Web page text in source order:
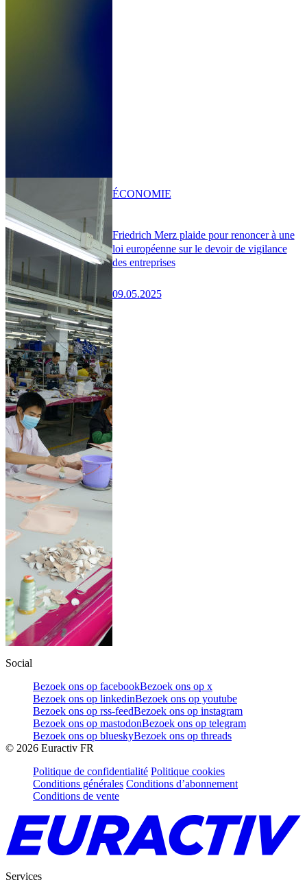
Friedrich Merz plaide pour renoncer à une
loi européenne sur le devoir de vigilance
des entreprises
09.05.2025
ÉCONOMIE
Social
Bezoek ons op facebookBezoek ons op x
Bezoek ons op linkedinBezoek ons op youtube
Bezoek ons op rss-feedBezoek ons op instagram
Bezoek ons op mastodonBezoek ons op telegram
Bezoek ons op blueskyBezoek ons op threads
© 2026 Euractiv FR
Politique de confidentialité Politique cookies
Conditions générales Conditions d’abonnement
Conditions de vente
Services